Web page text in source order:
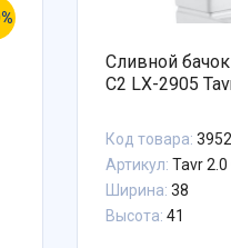
Сливной
C2 LX-2905
Код товара:
Артикул: Tavr 2.0
Ширина: 38
Высота: 41